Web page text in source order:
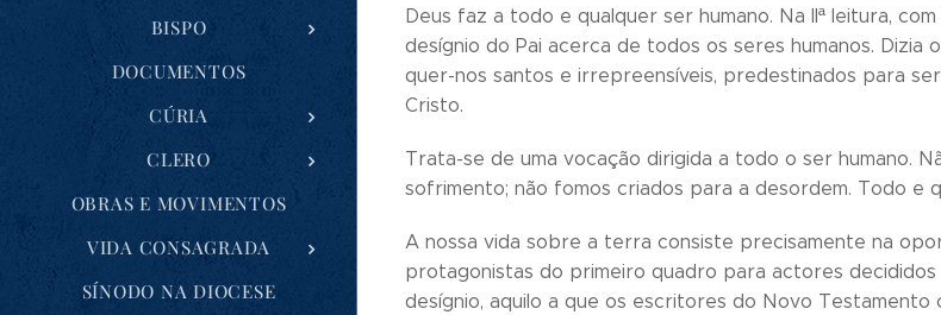
BISPO
DOCUMENTOS
CÚRIA
CLERO
OBRAS E MOVIMENTOS
VIDA CONSAGRADA
SÍNODO NA DIOCESE
Deus faz a todo e qualquer ser humano. Na IIª leitura,
desígnio do Pai acerca de todos os seres humanos. Dizia
quer-nos santos e irrepreensíveis, predestinados para
Cristo.
Trata-se de uma vocação dirigida a todo o ser humano.
sofrimento; não fomos criados para a desordem. Todo e
A nossa vida sobre a terra consiste precisamente na
protagonistas do primeiro quadro para actores
desígnio, aquilo a que os escritores do Novo